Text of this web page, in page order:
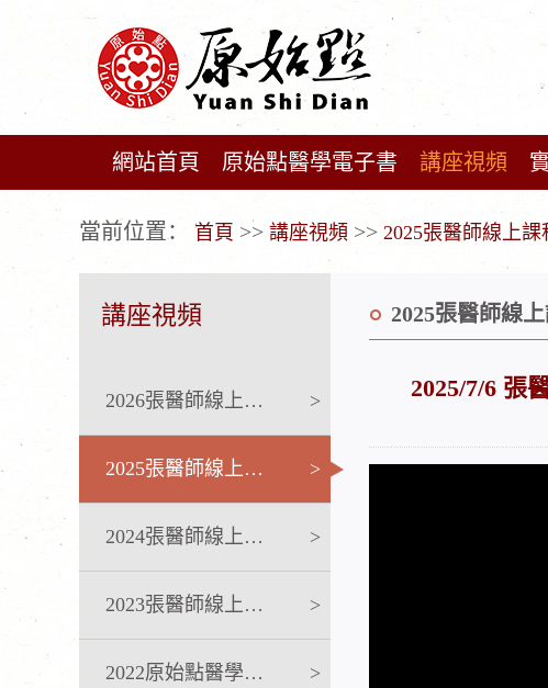
網站首頁 原始點醫學電子書 講座視頻
當前位置： 首頁 >> 講座視頻 >> 2025張醫師線上課
講座視頻
2026張醫師線上課程 >
2025張醫師線上課程 >
2024張醫師線上課程 >
2023張醫師線上課程 >
2022原始點醫學完整版講座 >
2025張醫師線
2025/7/6 張